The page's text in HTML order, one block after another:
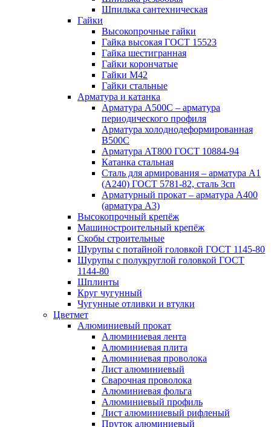
Шпилька сантехническая
Гайки
Высокопрочные гайки
Гайка высокая ГОСТ 15523
Гайка шестигранная
Гайки корончатые
Гайки М42
Гайки стальные
Арматура и катанка
Арматура А500С – арматура
периодического профиля
Арматура холоднодеформированная
В500С
Арматура АТ800 ГОСТ 10884-94
Катанка стальная
Сталь для армирования – арматура А1
(А240) ГОСТ 5781-82, сталь 3сп
Арматурный прокат – арматура А400
(арматура А3)
Высокопрочный крепёж
Машиностроительный крепёж
Скобы строительные
Шурупы с потайной головкой ГОСТ 1145-80
Шурупы с полукруглой головкой ГОСТ
1144-80
Шплинты
Круг чугунный
Чугунные отливки и втулки
Цветмет
Алюминиевый прокат
Алюминиевая лента
Алюминиевая плита
Алюминиевая проволока
Лист алюминиевый
Сварочная проволока
Алюминиевая фольга
Алюминиевый профиль
Лист алюминиевый рифленый
Пруток алюминиевый